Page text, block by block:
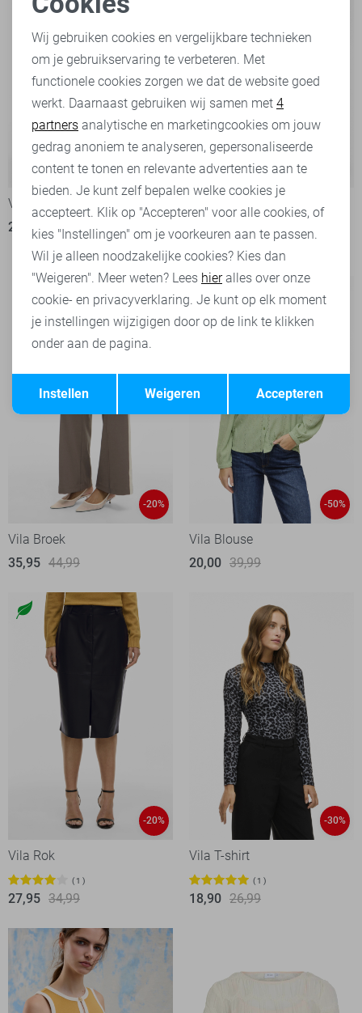
-50%
Vila Jurk
25,00
49,99
Vila Blouse
1
-20%
Vila Broek
35,95 44,99
-50%
Vila Blouse
20,00 39,99
-20%
Vila Rok
1
27,95 34,99
-30%
Vila T-shirt
1
18,90 26,99
Noodzakelijke cookies
Personalisatie cookies
Analytische cookies
Marketing cookies
Terug Opslaan
Wij gebruiken cookies en vergelijkbare technieken
om je gebruikservaring te verbeteren. Met
functionele cookies zorgen we dat de website goed
werkt. Daarnaast gebruiken wij samen met 4
partners analytische en marketingcookies om jouw
gedrag anoniem te analyseren, gepersonaliseerde
content te tonen en relevante advertenties aan te
bieden. Je kunt zelf bepalen welke cookies je
accepteert. Klik op "Accepteren" voor alle cookies, of
kies "Instellingen" om je voorkeuren aan te passen.
Wil je alleen noodzakelijke cookies? Kies dan
"Weigeren". Meer weten? Lees hieralles over onze
cookie- en privacyverklaring. Je kunt op elk moment
je instellingen wijzigigen door op de link te klikken
onder aan de pagina.
Accepteren
Weigeren
Instellen